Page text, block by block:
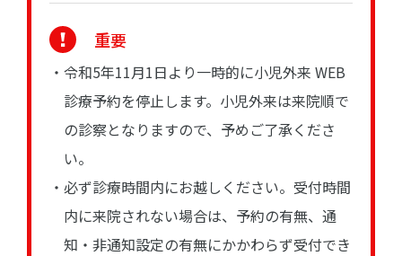
重要
・令和5年11月1日より一時的に小児外来 WEB
診療予約を停止します。小児外来は来院順で
の診察となりますので、予めご了承くださ
い。
・必ず診療時間内にお越しください。受付時間
内に来院されない場合は、予約の有無、通
知・非通知設定の有無にかかわらず受付でき